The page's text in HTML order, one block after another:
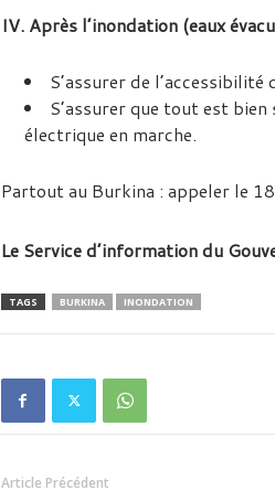
IV. Après l’inondation (eaux
S’assurer de
S’assurer que tout est
électrique en marche.
Partout au Burkina : appeler le
Le Service d’information du
TAGS BURKINA INONDATION
Article Précédent